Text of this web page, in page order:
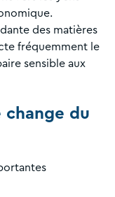
des matières
fréquemment le
sensible aux
change du